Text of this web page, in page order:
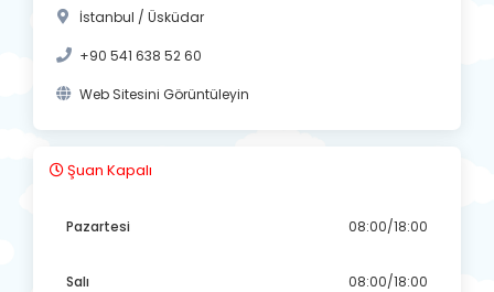
İstanbul / Üsküdar
+90 541 638 52 60
Web Sitesini Görüntüleyin
Şuan Kapalı
Pazartesi 08:00/18:00
Salı 08:00/18:00